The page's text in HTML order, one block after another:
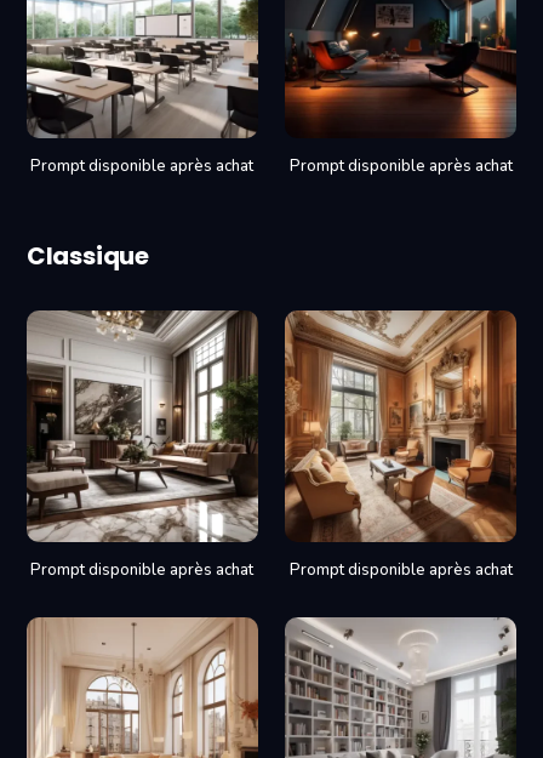
Prompt disponible après achat Prompt disponible après achat
Classique
Prompt disponible après achat Prompt disponible après achat